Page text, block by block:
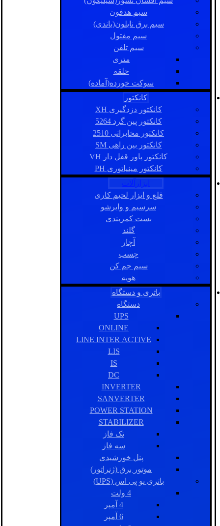
سیم هدفون
سیم برق نایلون(باندی)
سیم مفتول
سیم تلفن
متری
حلقه
سوکت خورده(آماده)
کانکتور
کانکتور دزدگیری XH
کانکتور پین گرد 5264
کانکتور مخابراتی 2510
کانکتور بین راهی SM
کانکتور پاور قفل دار VH
کانکتور مینیاتوری PH
ابزارآلات
قلع و ابزار لحیم کاری
سرسیم و وایرشو
بست کمربندی
گلند
آچار
چسب
سیم جم کن
هویه
باتری و دستگاه
دستگاه
UPS
ONLINE
LINE INTER ACTIVE
LIS
IS
DC
INVERTER
SANVERTER
POWER STATION
STABILIZER
تک فاز
سه فاز
پنل خورشیدی
موتور برق (ژنراتور)
باتری یو پی اس (UPS)
4 ولت
4 آمپر
6 آمپر